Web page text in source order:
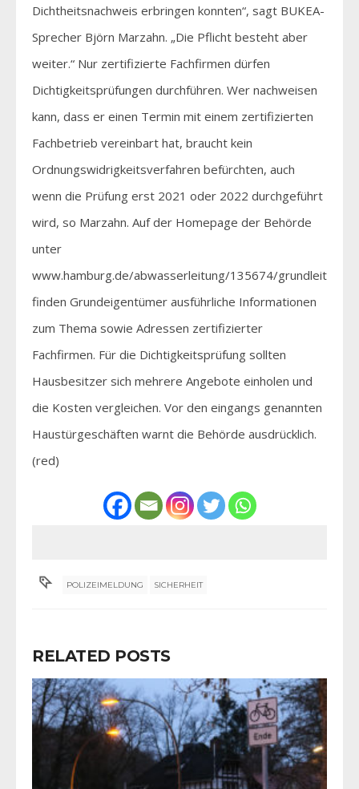
Dichtheitsnachweis erbringen konnten“, sagt BUKEA-
Sprecher Björn Marzahn. „Die Pflicht besteht aber
weiter.“ Nur zertifizierte Fachfirmen dürfen
Dichtigkeitsprüfungen durchführen. Wer nachweisen
kann, dass er einen Termin mit einem zertifizierten
Fachbetrieb vereinbart hat, braucht kein
Ordnungswidrigkeitsverfahren befürchten, auch
wenn die Prüfung erst 2021 oder 2022 durchgeführt
wird, so Marzahn. Auf der Homepage der Behörde
unter
www.hamburg.de/abwasserleitung/135674/
finden Grundeigentümer ausführliche Informationen
zum Thema sowie Adressen zertifizierter
Fachfirmen. Für die Dichtigkeitsprüfung sollten
Hausbesitzer sich mehrere Angebote einholen und
die Kosten vergleichen. Vor den eingangs genannten
Haustürgeschäften warnt die Behörde ausdrücklich.
(red)
POLIZEIMELDUNG SICHERHEIT
RELATED POSTS